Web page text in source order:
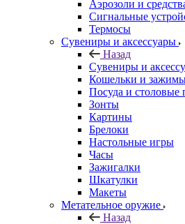
Аэрозоли и
Сигнальные
Термосы
Сувениры и аксессуары
Назад
Сувениры и
Кошельки и
Посуда и столовые
Зонты
Картины
Брелоки
Настольные игры
Часы
Зажигалки
Шкатулки
Макеты
Метательное оружие
Назад